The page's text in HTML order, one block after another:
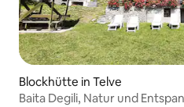
Blockhütte in Telve
Baita Degili, Natur und